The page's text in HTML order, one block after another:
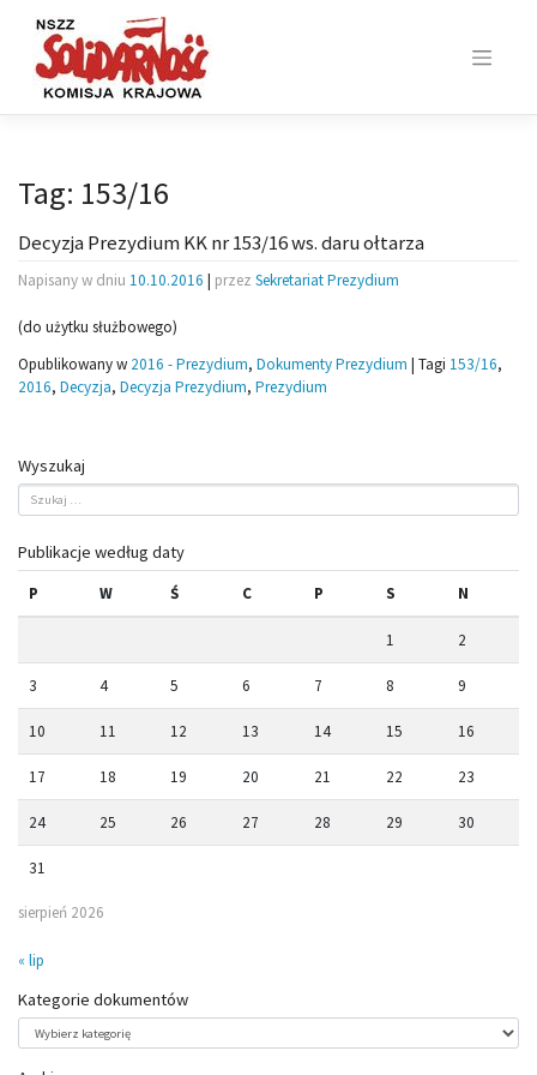
content
Tag: 153/16
Decyzja Prezydium KK nr 153/16 ws. daru ołtarza
Napisany w dniu 10.10.2016 | przez Sekretariat Prezydium
(do użytku służbowego)
Opublikowany w 2016 - Prezydium, Dokumenty Prezydium | Tagi 153/16,
2016, Decyzja, Decyzja Prezydium, Prezydium
Wyszukaj
Publikacje według daty
sierpień 2026
P W Ś C P S N
1 2
3 4 5 6 7 8 9
10 11 12 13 14 15 16
17 18 19 20 21 22 23
24 25 26 27 28 29 30
31
« lip
Kategorie dokumentów
dokumentów